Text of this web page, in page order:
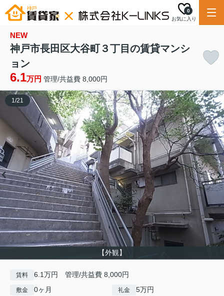
お気に入り
0
NEW
神戸市長田区大谷町３丁目の賃貸マンシ
ョン
6.1万円 管理/共益費 8,000円
【外観】
1/21
賃料 6.1万円 管理/共益費 8,000円
敷金 0ヶ月 礼金 5万円